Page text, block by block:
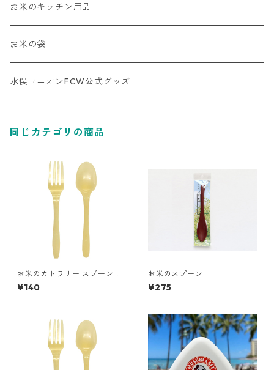
お米のキッチン用品
お米の袋
水俣ユニオンFCW公式グッズ
同じカテゴリの商品
お米のカトラリー スプーン＆
フォーク（個包装）10本セッ
ト
¥140
お米のスプーン
¥275